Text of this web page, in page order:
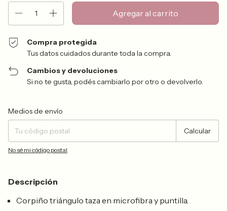
Compra protegida
Tus datos cuidados durante toda la compra.
Cambios y devoluciones
Si no te gusta, podés cambiarlo por otro o devolverlo.
Entregas para el CP:
Medios de envío
Calcular
No sé mi código postal
Descripción
Corpiño triángulo taza en microfibra y puntilla.